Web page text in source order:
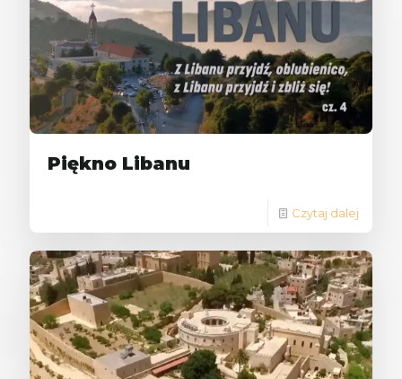
Piękno Libanu
Czytaj dalej